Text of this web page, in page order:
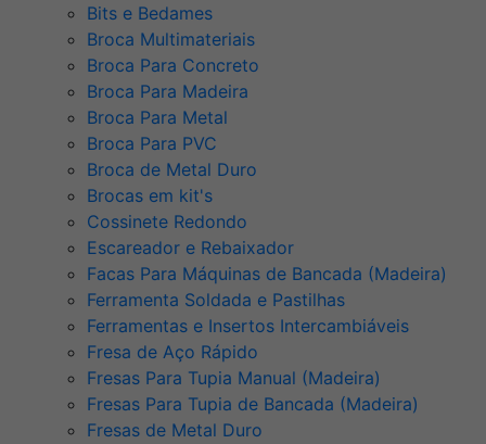
Bits e Bedames
Broca Multimateriais
Broca Para Concreto
Broca Para Madeira
Broca Para Metal
Broca Para PVC
Broca de Metal Duro
Brocas em kit's
Cossinete Redondo
Escareador e Rebaixador
Facas Para Máquinas de Bancada (Madeira)
Ferramenta Soldada e Pastilhas
Ferramentas e Insertos Intercambiáveis
Fresa de Aço Rápido
Fresas Para Tupia Manual (Madeira)
Fresas Para Tupia de Bancada (Madeira)
Fresas de Metal Duro